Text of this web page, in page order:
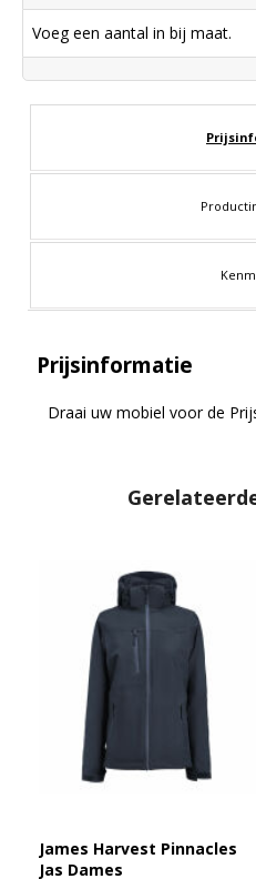
Voeg een aantal in bij maat.
Prijsinformatie
Draai uw mobiel voor de
James Harvest Pinnacles
Jas Dames